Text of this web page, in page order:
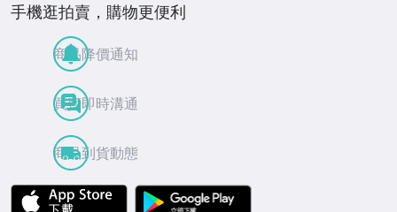
手機逛拍賣，購物更便利
商品降價通知
買賣即時溝通
商品到貨動態
APP Store